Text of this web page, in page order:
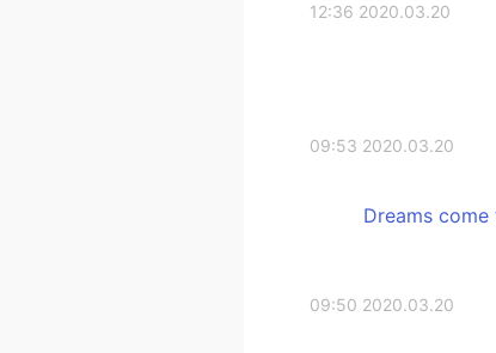
2020.03.20 12:36
2020.03.20 09:53
2020.03.20 09:50